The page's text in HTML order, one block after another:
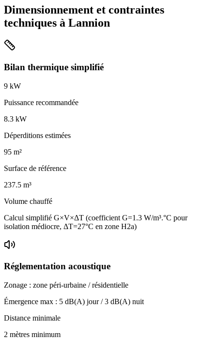
Dimensionnement et contraintes
techniques à Lannion
Bilan thermique simplifié
9 kW
Puissance recommandée
8.3 kW
Déperditions estimées
95 m²
Surface de référence
237.5 m³
Volume chauffé
Calcul simplifié G×V×ΔT (coefficient G=1.3 W/m³.°C pour
isolation médiocre, ΔT=27°C en zone H2a)
Réglementation acoustique
Zonage : zone péri-urbaine / résidentielle
Émergence max : 5 dB(A) jour /3 dB(A) nuit
Distance minimale
2 mètres minimum